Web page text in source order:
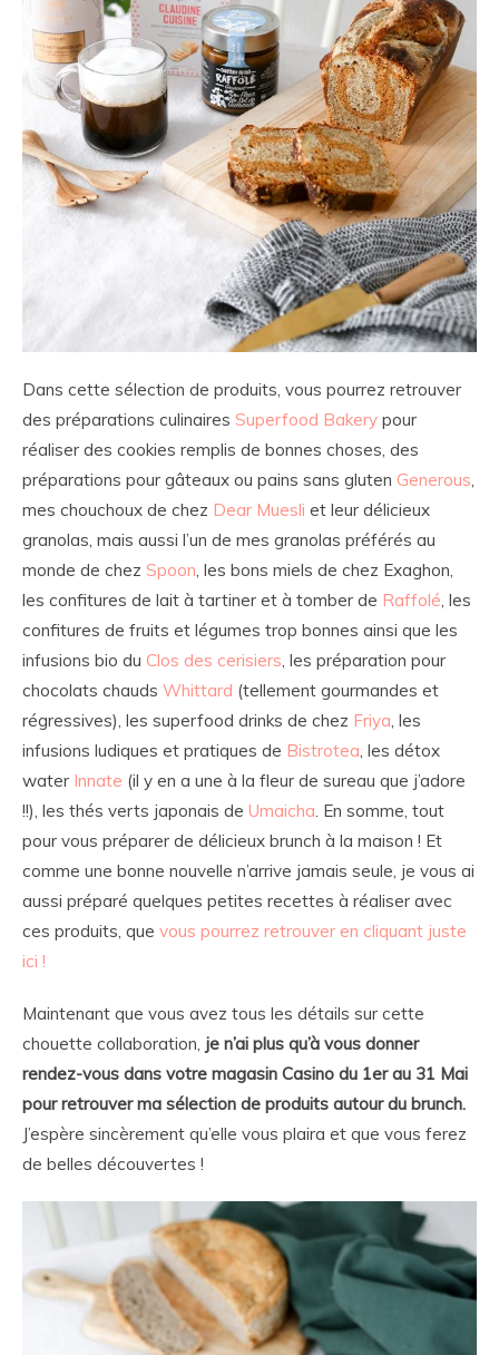
Dans cette sélection de produits, vous pourrez retrouver
des préparations culinaires Superfood Bakery pour
réaliser des cookies remplis de bonnes choses, des
préparations pour gâteaux ou pains sans gluten Generous,
mes chouchoux de chez Dear Muesli et leur délicieux
granolas, mais aussi l’un de mes granolas préférés au
monde de chez Spoon, les bons miels de chez Exaghon,
les confitures de lait à tartiner et à tomber de Raffolé, les
confitures de fruits et légumes trop bonnes ainsi que les
infusions bio du Clos des cerisiers, les préparation pour
chocolats chauds Whittard (tellement gourmandes et
régressives), les superfood drinks de chez Friya, les
infusions ludiques et pratiques de Bistrotea, les détox
water Innate (il y en a une à la fleur de sureau que j’adore
!!), les thés verts japonais de Umaicha. En somme, tout
pour vous préparer de délicieux brunch à la maison ! Et
comme une bonne nouvelle n’arrive jamais seule, je vous ai
aussi préparé quelques petites recettes à réaliser avec
ces produits, que vous pourrez retrouver en cliquant juste
ici !
Maintenant que vous avez tous les détails sur cette
chouette collaboration, je n’ai plus qu’à vous donner
rendez-vous dans votre magasin Casino du 1er au 31 Mai
pour retrouver ma sélection de produits autour du brunch.
J’espère sincèrement qu’elle vous plaira et que vous ferez
de belles découvertes !